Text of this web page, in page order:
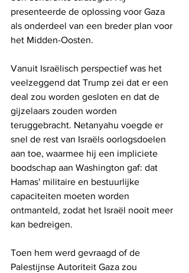
presenteerde de oplossing voor Gaza
als onderdeel van een breder plan voor
het Midden-Oosten.
Vanuit Israëlisch perspectief was het
veelzeggend dat Trump zei dat er een
deal zou worden gesloten en dat de
gijzelaars zouden worden
teruggebracht. Netanyahu voegde er
snel de rest van Israëls oorlogsdoelen
aan toe, waarmee hij een impliciete
boodschap aan Washington gaf: dat
Hamas' militaire en bestuurlijke
capaciteiten moeten worden
ontmanteld, zodat het Israël nooit meer
kan bedreigen.
Toen hem werd gevraagd of de
Palestijnse Autoriteit Gaza zou